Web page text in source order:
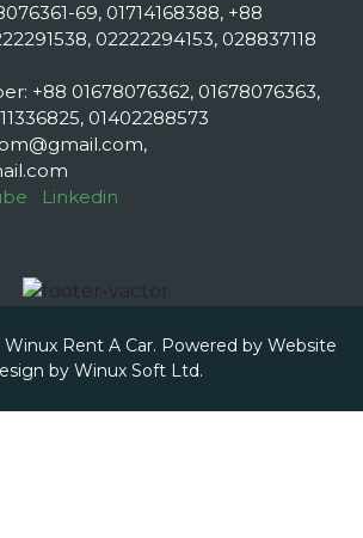
69, 01714168388, +88
02222294153, 028837118
+88 01678076362, 01678076363,
01402288573
Linkedin
Rent A Car. Powered by Website
by Winux Soft Ltd.